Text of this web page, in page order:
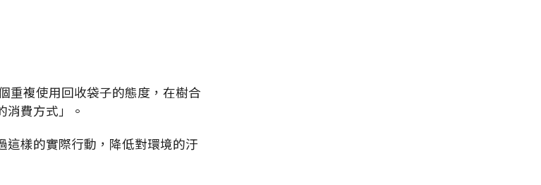
重複使用回收袋子的態度，在樹合
費方式」。
樣的實際行動，降低對環境的汙